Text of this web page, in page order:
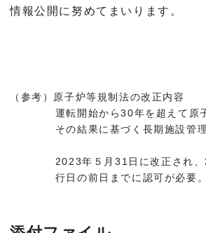
情報公開に努めてまいります。
（参考）原子炉等規制法の改正内容
運転開始から30年を超えて原
その結果に基づく長期施設管
2023年５月31日に改正され
行日の前日までに認可が必要。